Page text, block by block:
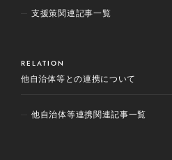
支援策関連記事一覧
RELATION
他自治体等との連携について
他自治体等連携関連記事一覧